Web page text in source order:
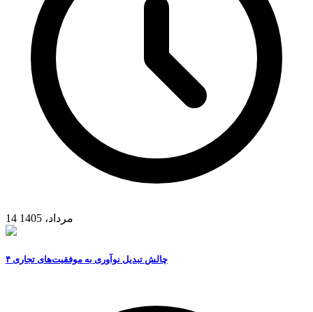
14 مرداد، 1405
۴ چالش تبدیل نوآوری به موفقیت‌های تجاری